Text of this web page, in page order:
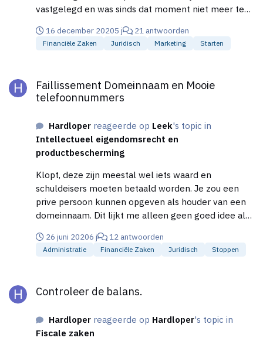
vastgelegd en was sinds dat moment niet meer te
16 december 20205 j 21 antwoorden
Financiële Zaken Juridisch Marketing Starten
Faillissement Domeinnaam en Mooie
telefoonnummers
Hardloper reageerde op Leek's topic in
Intellectueel eigendomsrecht en
productbescherming
Klopt, deze zijn meestal wel iets waard en
schuldeisers moeten betaald worden. Je zou een
prive persoon kunnen opgeven als houder van een
domeinnaam. Dit lijkt me alleen geen goed idee als
handelsnaam.
26 juni 20206 j 12 antwoorden
Administratie Financiële Zaken Juridisch Stoppen
Controleer de balans.
Hardloper reageerde op Hardloper's topic in
Fiscale zaken